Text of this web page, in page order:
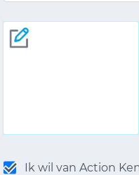
Ik wil van Action